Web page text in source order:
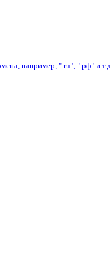
например, ".ru", ".рф" и